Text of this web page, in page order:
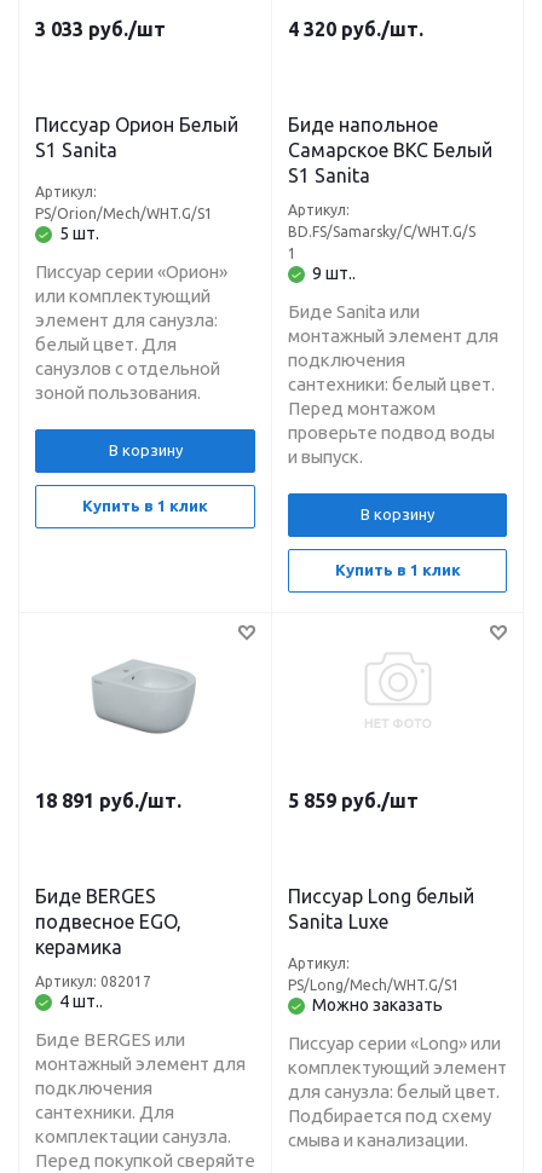
3 033 руб./шт
Писсуар Орион Белый
S1 Sanita
5 шт.
Артикул:
PS/Orion/Mech/WHT.G/S1
Писсуар серии «Орион»
или комплектующий
элемент для санузла:
белый цвет. Для
санузлов с отдельной
зоной пользования.
В корзину
Купить в 1 клик
4 320 руб./шт.
Биде напольное
Самарское ВКС Белый
S1 Sanita
9 шт..
Артикул:
BD.FS/Samarsky/C/WHT.G/S
1
Биде Sanita или
монтажный элемент для
подключения
сантехники: белый цвет.
Перед монтажом
проверьте подвод воды
и выпуск.
В корзину
Купить в 1 клик
18 891 руб./шт.
Биде BERGES
подвесное EGO,
керамика
4 шт..
Артикул: 082017
Биде BERGES или
монтажный элемент для
подключения
сантехники. Для
комплектации санузла.
Перед покупкой сверяйте
5 859 руб./шт
Писсуар Long белый
Sanita Luxe
Можно заказать
Артикул:
PS/Long/Mech/WHT.G/S1
Писсуар серии «Long» или
комплектующий элемент
для санузла: белый цвет.
Подбирается под схему
смыва и канализации.